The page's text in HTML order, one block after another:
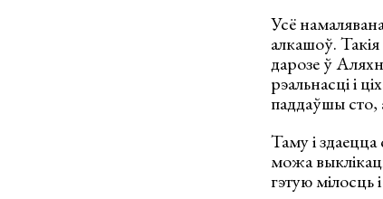
Усё
алкашоў.
дарозе ў
рэальнасці і
паддаўшы сто,
Таму і
можа
гэтую мілосць